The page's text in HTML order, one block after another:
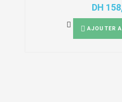
DH
AJOUTER